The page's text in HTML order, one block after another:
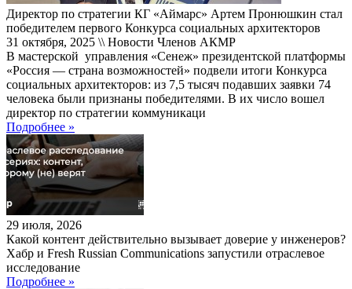
Директор по стратегии КГ «Аймарс» Артем Пронюшкин стал
победителем первого Конкурса социальных архитекторов
31 октября, 2025 \\ Новости Членов АКМР
В мастерской управления «Сенеж» президентской платформы
«Россия — страна возможностей» подвели итоги Конкурса
социальных архитекторов: из 7,5 тысяч подавших заявки 74
человека были признаны победителями. В их число вошел
директор по стратегии коммуникаци
Подробнее »
29 июля, 2026
Какой контент действительно вызывает доверие у инженеров?
Хабр и Fresh Russian Communications запустили отраслевое
исследование
Подробнее »